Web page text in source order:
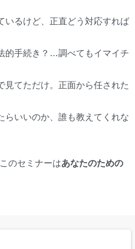
いるけど、正直どう対応すれば
的手続き？…調べてもイマイチ
見てただけ。正面から任された
らいいのか、誰も教えてくれな
のセミナーはあなたのための